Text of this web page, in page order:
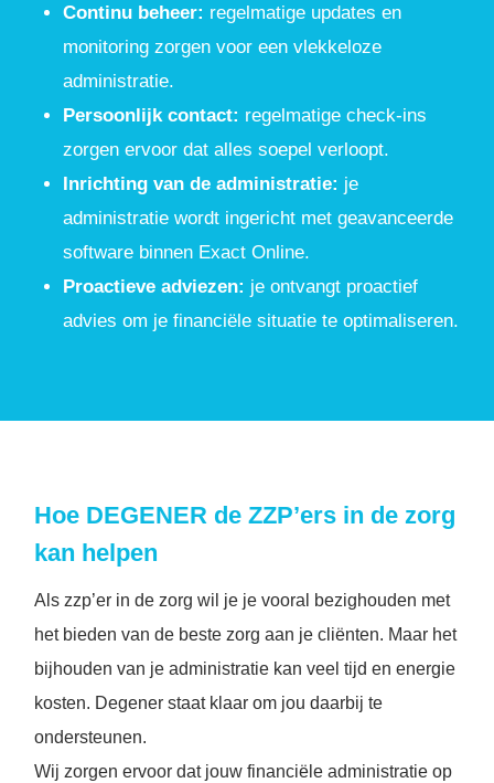
Continu beheer: regelmatige updates en
monitoring zorgen voor een vlekkeloze
administratie.
Persoonlijk contact: regelmatige check-ins
zorgen ervoor dat alles soepel verloopt.
Inrichting van de administratie: je
administratie wordt ingericht met geavanceerde
software binnen Exact Online.
Proactieve adviezen: je ontvangt proactief
advies om je financiële situatie te optimaliseren.
Hoe DEGENER de ZZP’ers in de zorg
kan helpen
Als zzp’er in de zorg wil je je vooral bezighouden met
het bieden van de beste zorg aan je cliënten. Maar het
bijhouden van je administratie kan veel tijd en energie
kosten. Degener staat klaar om jou daarbij te
ondersteunen.
Wij zorgen ervoor dat jouw financiële administratie op